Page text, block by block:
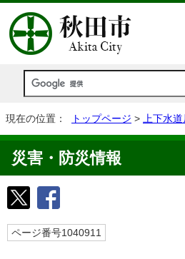
現在の位置： トップページ > 上下水
災害・防災情報
ページ番号1040911